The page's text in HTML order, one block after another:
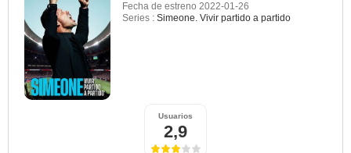
Fecha de estreno 2022-01-26
Series : Simeone. Vivir partido a partido
Usuarios
2,9